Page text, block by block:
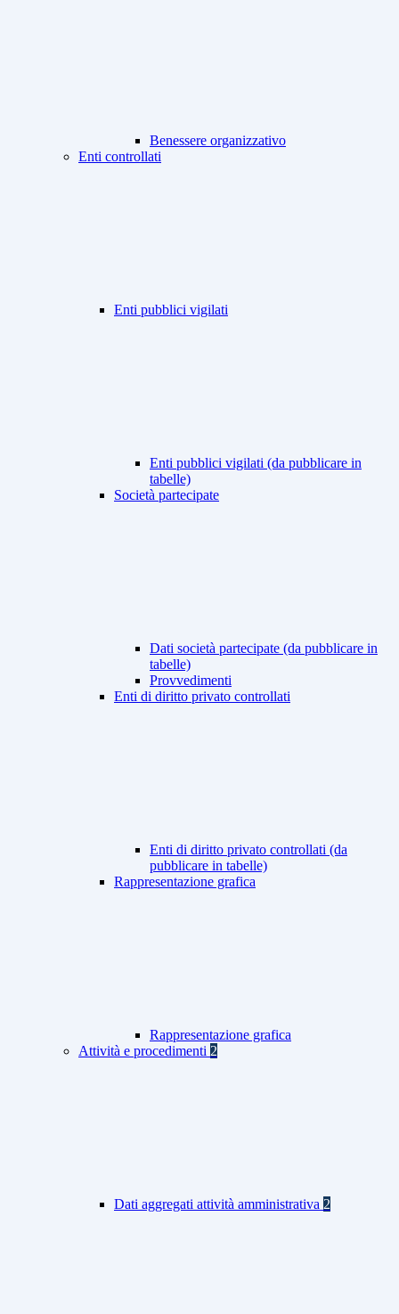
Benessere organizzativo
Enti controllati
Enti pubblici vigilati
Enti pubblici vigilati (da pubblicare in
tabelle)
Società partecipate
Dati società partecipate (da pubblicare in
tabelle)
Provvedimenti
Enti di diritto privato controllati
Enti di diritto privato controllati (da
pubblicare in tabelle)
Rappresentazione grafica
Rappresentazione grafica
Attività e procedimenti 2
Dati aggregati attività amministrativa 2